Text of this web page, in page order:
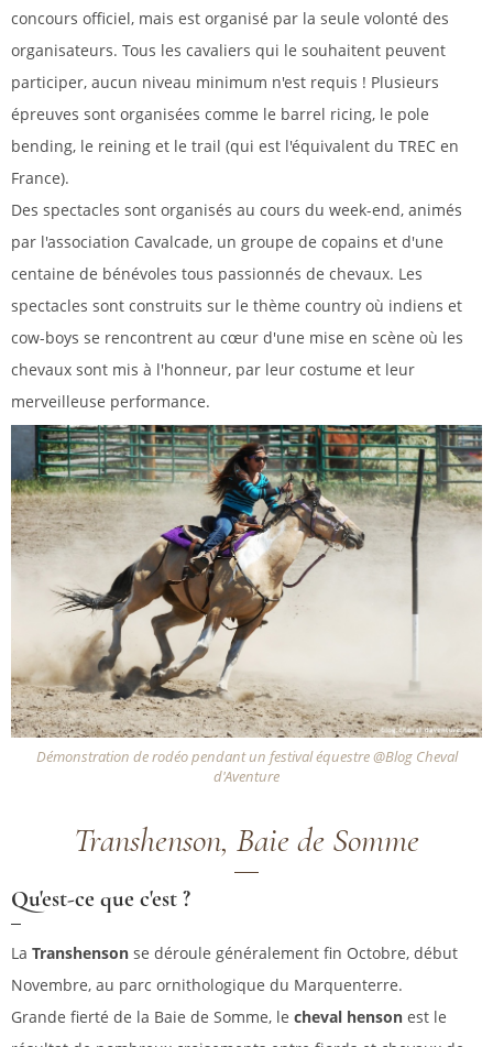
concours officiel, mais est organisé par la seule volonté des
organisateurs. Tous les cavaliers qui le souhaitent peuvent
participer, aucun niveau minimum n'est requis ! Plusieurs
épreuves sont organisées comme le barrel ricing, le pole
bending, le reining et le trail (qui est l'équivalent du TREC en
France).
Des spectacles sont organisés au cours du week-end, animés
par l'association Cavalcade, un groupe de copains et d'une
centaine de bénévoles tous passionnés de chevaux. Les
spectacles sont construits sur le thème country où indiens et
cow-boys se rencontrent au cœur d'une mise en scène où les
chevaux sont mis à l'honneur, par leur costume et leur
merveilleuse performance.
Démonstration de rodéo pendant un festival équestre @Blog Cheval
d'Aventure
Transhenson, Baie de Somme
Qu'est-ce que c'est ?
La Transhenson se déroule généralement fin Octobre, début
Novembre, au parc ornithologique du Marquenterre.
Grande fierté de la Baie de Somme, le cheval henson est le